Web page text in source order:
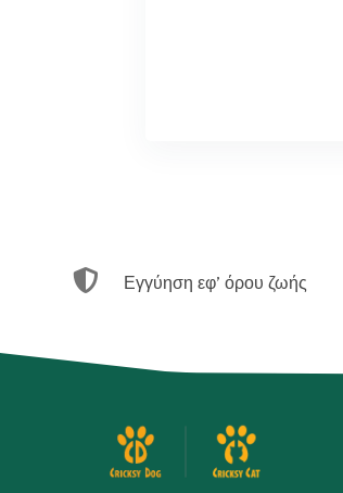
 Εγγύηση εφ’ όρου ζωής